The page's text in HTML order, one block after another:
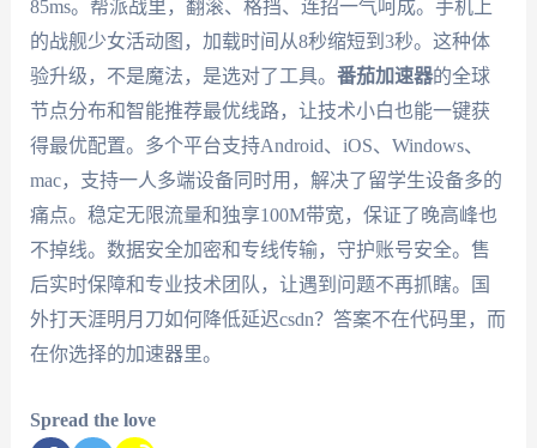
85ms。帮派战里，翻滚、格挡、连招一气呵成。手机上
的战舰少女活动图，加载时间从8秒缩短到3秒。这种体
验升级，不是魔法，是选对了工具。 番茄加速器的全球
节点分布和智能推荐最优线路，让技术小白也能一键获
得最优配置。多个平台支持Android、iOS、Windows、
mac，支持一人多端设备同时用，解决了留学生设备多的
痛点。稳定无限流量和独享100M带宽，保证了晚高峰也
不掉线。数据安全加密和专线传输，守护账号安全。售
后实时保障和专业技术团队，让遇到问题不再抓瞎。国
外打天涯明月刀如何降低延迟csdn？答案不在代码里，而
在你选择的加速器里。
Spread the love